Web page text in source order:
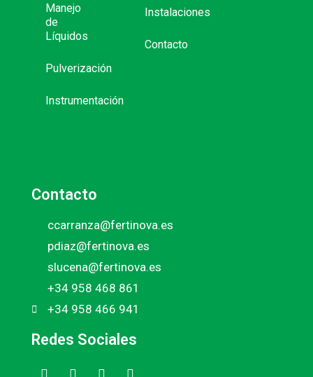
Manejo
de
Líquidos
Pulverización
Instrumentación
Instalaciones
Contacto
Contacto
ccarranza@fertinova.es
pdiaz@fertinova.es
slucena@fertinova.es
+34 958 468 861
+34 958 466 941
Redes Sociales